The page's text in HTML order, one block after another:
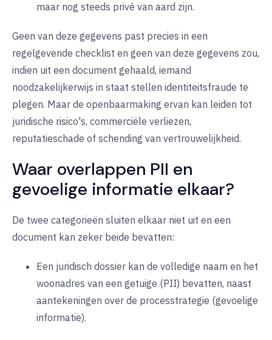
maar nog steeds privé van aard zijn.
Geen van deze gegevens past precies in een
regelgevende checklist en geen van deze gegevens zou,
indien uit een document gehaald, iemand
noodzakelijkerwijs in staat stellen identiteitsfraude te
plegen. Maar de openbaarmaking ervan kan leiden tot
juridische risico's, commerciële verliezen,
reputatieschade of schending van vertrouwelijkheid.
Waar overlappen PII en
gevoelige informatie elkaar?
De twee categorieën sluiten elkaar niet uit en een
document kan zeker beide bevatten:
Een juridisch dossier kan de volledige naam en het
woonadres van een getuige (PII) bevatten, naast
aantekeningen over de processtrategie (gevoelige
informatie).